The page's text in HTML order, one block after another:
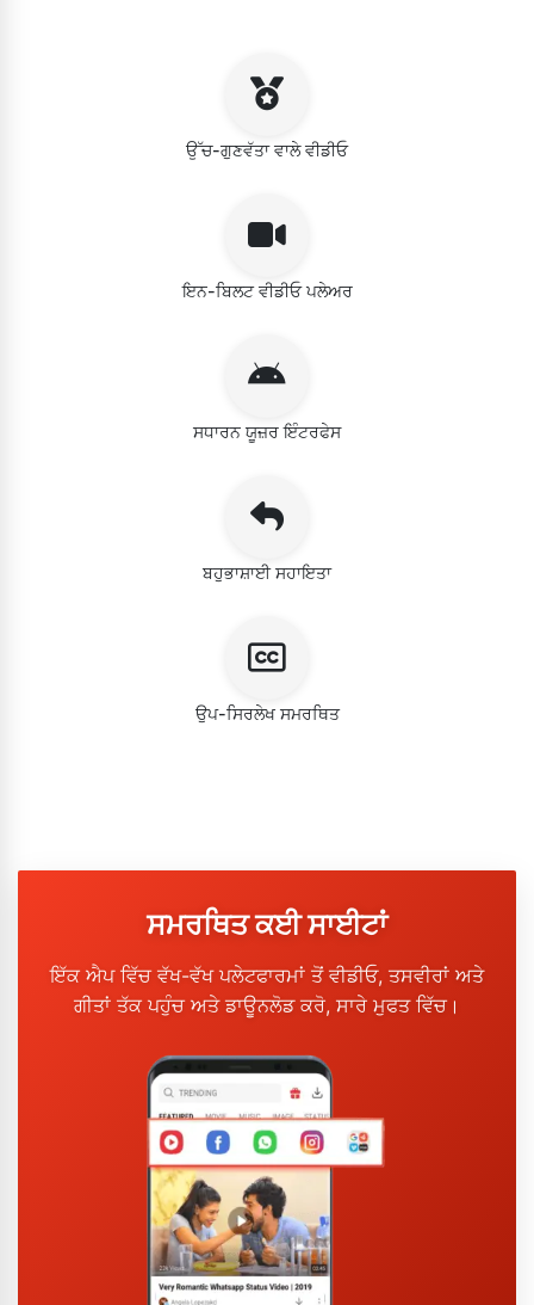
ਉੱਚ-ਗੁਣਵੱਤਾ ਵਾਲੇ ਵੀਡੀਓ
ਇਨ-ਬਿਲਟ ਵੀਡੀਓ ਪਲੇਅਰ
ਸਧਾਰਨ ਯੂਜ਼ਰ ਇੰਟਰਫੇਸ
ਬਹੁਭਾਸ਼ਾਈ ਸਹਾਇਤਾ
ਉਪ-ਸਿਰਲੇਖ ਸਮਰਥਿਤ
ਸਮਰਥਿਤ ਕਈ ਸਾਈਟਾਂ
ਇੱਕ ਐਪ ਵਿੱਚ ਵੱਖ-ਵੱਖ ਪਲੇਟਫਾਰਮਾਂ ਤੋਂ ਵੀਡੀਓ, ਤਸਵੀਰਾਂ ਅਤੇ
ਗੀਤਾਂ ਤੱਕ ਪਹੁੰਚ ਅਤੇ ਡਾਊਨਲੋਡ ਕਰੋ, ਸਾਰੇ ਮੁਫਤ ਵਿੱਚ।